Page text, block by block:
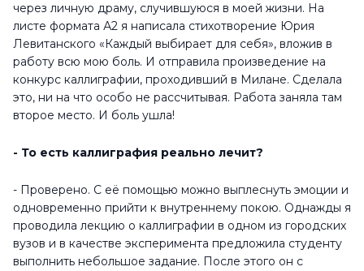
через личную драму, случившуюся в моей жизни. На
листе формата А2 я написала стихотворение Юрия
Левитанского «Каждый выбирает для себя», вложив в
работу всю мою боль. И отправила произведение на
конкурс каллиграфии, проходивший в Милане. Сделала
это, ни на что особо не рассчитывая. Работа заняла там
второе место. И боль ушла!
- То есть каллиграфия реально лечит?
- Проверено. С её помощью можно выплеснуть эмоции и
одновременно прийти к внутреннему покою. Однажды я
проводила лекцию о каллиграфии в одном из городских
вузов и в качестве эксперимента предложила студенту
выполнить небольшое задание. После этого он с